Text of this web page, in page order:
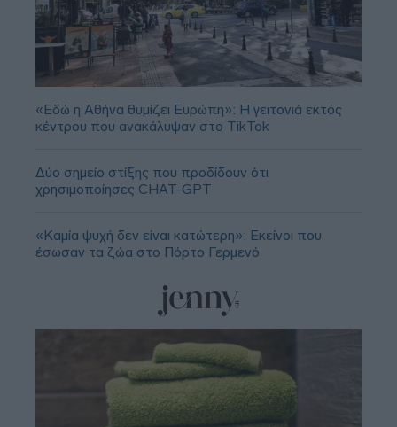
«Εδώ η Αθήνα θυμίζει Ευρώπη»: H γειτονιά εκτός
κέντρου που ανακάλυψαν στο TikTok
Δύο σημείο στίξης που προδίδουν ότι
χρησιμοποίησες CHAT-GPT
«Καμία ψυχή δεν είναι κατώτερη»: Εκείνοι που
έσωσαν τα ζώα στο Πόρτο Γερμενό